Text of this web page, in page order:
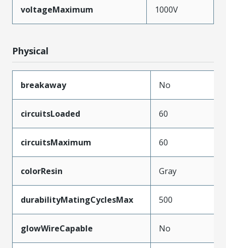
voltageMaximum 1000V
Physical
breakaway No
circuitsLoaded 60
circuitsMaximum 60
colorResin Gray
durabilityMatingCyclesMax 500
glowWireCapable No